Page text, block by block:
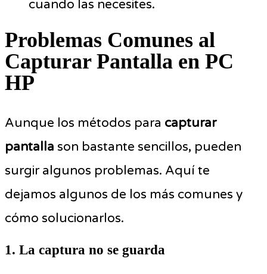
cuando las necesites.
Problemas Comunes al
Capturar Pantalla en PC
HP
Aunque los métodos para capturar
pantalla son bastante sencillos, pueden
surgir algunos problemas. Aquí te
dejamos algunos de los más comunes y
cómo solucionarlos.
1. La captura no se guarda